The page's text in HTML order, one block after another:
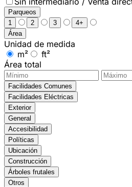
Parqueos
1
2 3
4+
Área
Unidad de medida
m²
ft²
Área total
Facilidades Comunes
Facilidades Eléctricas
Exterior
General
Accesibilidad
Políticas
Ubicación
Construcción
Árboles frutales
Otros